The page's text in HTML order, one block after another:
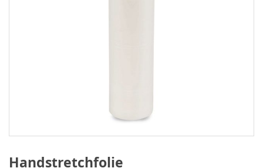
Handstretchfolie